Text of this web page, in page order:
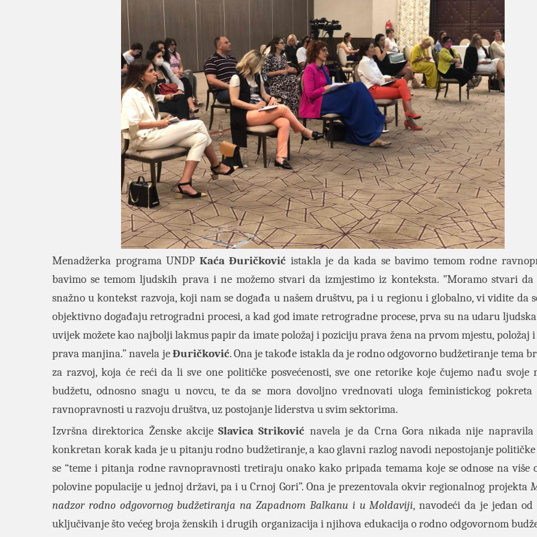
Menadžerka programa UNDP Kaća Đuričković istakla je da kada se bavimo temom rodne
bavimo se temom ljudskih prava i ne možemo stvari da izmjestimo iz konteksta. "Moramo stvari da
snažno u kontekst razvoja, koji nam se događa u našem društvu, pa i u regionu i globalno, vi vidite da
objektivno događaju retrogradni procesi, a kad god imate retrogradne procese, prva su na udaru
uvijek možete kao najbolji lakmus papir da imate položaj i poziciju prava žena na prvom mjestu, položaj
prava manjina.” navela jeĐuričković. Ona je takođe istakla da je rodno odgovorno budžetiranje tema
za razvoj, koja će reći da li sve one političke posvećenosti, sve one retorike koje čujemo nađu svoje
budžetu, odnosno snagu u novcu, te da se mora dovoljno vrednovati uloga feministickog
ravnopravnosti u razvoju društva, uz postojanje liderstva u svim sektorima.
Izvršna direktorica Ženske akcijeSlavica Striković navela je da Crna Gora nikada nije napravila
konkretan korak kada je u pitanju rodno budžetiranje, a kao glavni razlog navodi nepostojanje političke
se “teme i pitanja rodne ravnopravnosti tretiraju onako kako pripada temama koje se odnose na više
polovine populacije u jednoj državi, pa i u Crnoj Gori”. Ona je prezentovala okvir regionalnog projekta
nadzor rodno odgovornog budžetiranja na Zapadnom Balkanu i u Moldaviji, navodeći da je jedan
uključivanje što većeg broja ženskih i drugih organizacija i njihova edukacija o rodno odgovornom